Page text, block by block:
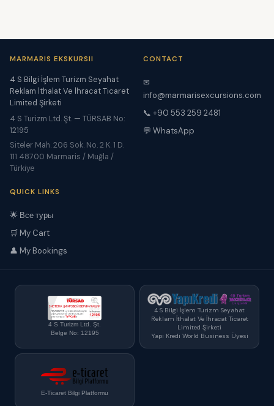
MARMARIS EKSKURSII
4 S Bilgi İşlem Turizm Seyahat
Reklam İthalat Ve İhracat Ticaret
Limited Şirketi
4 S Turizm Ltd. Şt. — TÜRSAB No:
12195
Siteler Mah. 206 Sok. No. 2 K. 1 D.
111 48700 Marmaris / Muğla /
Türkiye
CONTACT
✉
info@marmarisexcursions.com
📞 +90 553 259 2481
💬 WhatsApp
QUICK LINKS
🌟 Все туры
🛒 My Cart
👤 My Bookings
4 S Turizm Ltd. Şt.
Belge No: 12195
4 S Bilgi İşlem Turizm Seyahat
Reklam İthalat Ve İhracat Ticaret
Limited Şirketi
Yapı Kredi World Business Üyesi
E-Ticaret Bilgi Platformu